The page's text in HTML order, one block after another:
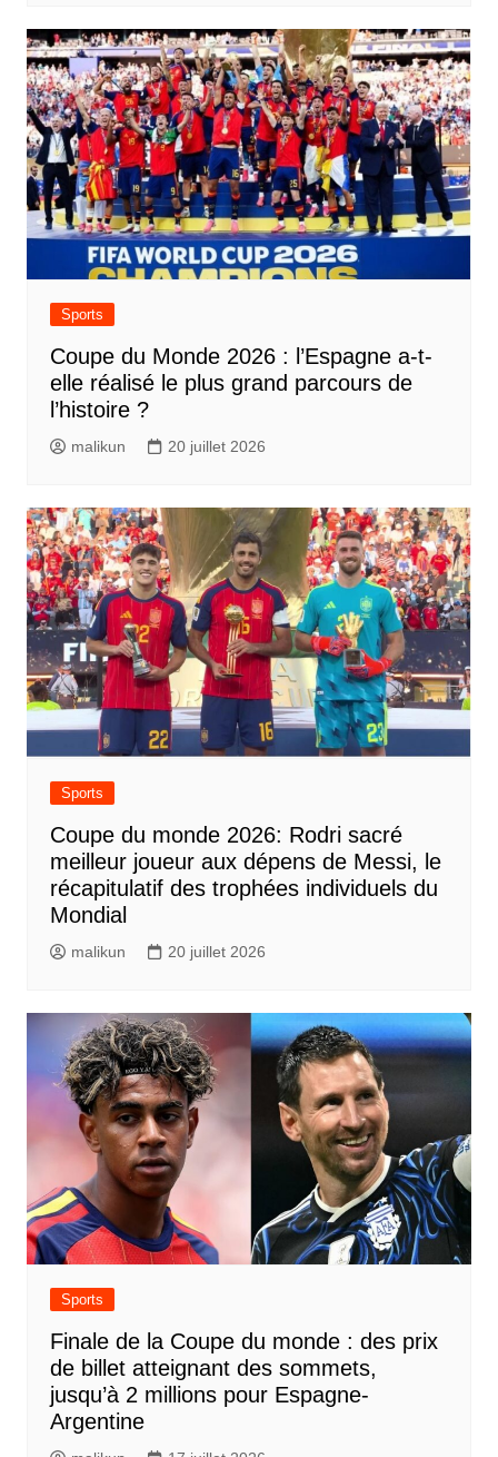
Sports
Coupe du Monde 2026 : l’Espagne a-t-
elle réalisé le plus grand parcours de
l’histoire ?
malikun 20 juillet 2026
Sports
Coupe du monde 2026: Rodri sacré
meilleur joueur aux dépens de Messi, le
récapitulatif des trophées individuels du
Mondial
malikun 20 juillet 2026
Sports
Finale de la Coupe du monde : des prix
de billet atteignant des sommets,
jusqu’à 2 millions pour Espagne-
Argentine